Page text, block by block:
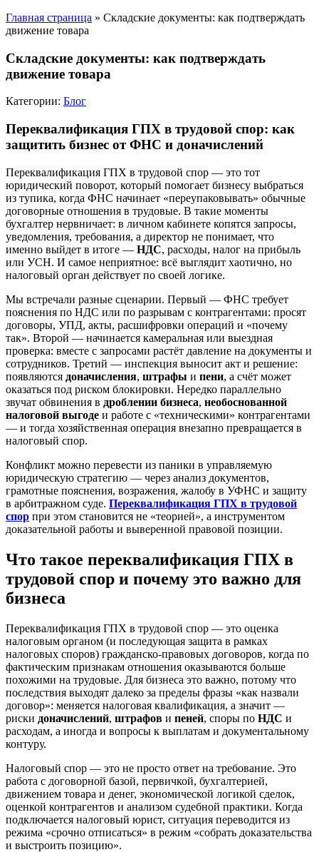
Главная страница » Складские документы: как подтверждать
движение товара
Складские документы: как подтверждать
движение товара
Категории: Блог
Переквалификация ГПХ в трудовой спор: как
защитить бизнес от ФНС и доначислений
Переквалификация ГПХ в трудовой спор — это тот
юридический поворот, который помогает бизнесу выбраться
из тупика, когда ФНС начинает «переупаковывать» обычные
договорные отношения в трудовые. В такие моменты
бухгалтер нервничает: в личном кабинете копятся запросы,
уведомления, требования, а директор не понимает, что
именно выйдет в итоге — НДС, расходы, налог на прибыль
или УСН. И самое неприятное: всё выглядит хаотично, но
налоговый орган действует по своей логике.
Мы встречали разные сценарии. Первый — ФНС требует
пояснения по НДС или по разрывам с контрагентами: просят
договоры, УПД, акты, расшифровки операций и «почему
так». Второй — начинается камеральная или выездная
проверка: вместе с запросами растёт давление на документы и
сотрудников. Третий — инспекция выносит акт и решение:
появляются доначисления, штрафы и пени, а счёт может
оказаться под риском блокировки. Нередко параллельно
звучат обвинения в дроблении бизнеса, необоснованной
налоговой выгоде и работе с «техническими» контрагентами
— и тогда хозяйственная операция внезапно превращается в
налоговый спор.
Конфликт можно перевести из паники в управляемую
юридическую стратегию — через анализ документов,
грамотные пояснения, возражения, жалобу в УФНС и защиту
в арбитражном суде. Переквалификация ГПХ в трудовой
спор при этом становится не «теорией», а инструментом
доказательной работы и выверенной правовой позиции.
Что такое переквалификация ГПХ в
трудовой спор и почему это важно для
бизнеса
Переквалификация ГПХ в трудовой спор — это оценка
налоговым органом (и последующая защита в рамках
налоговых споров) гражданско-правовых договоров, когда по
фактическим признакам отношения оказываются больше
похожими на трудовые. Для бизнеса это важно, потому что
последствия выходят далеко за пределы фразы «как назвали
договор»: меняется налоговая квалификация, а значит —
риски доначислений, штрафов и пеней, споры по НДС и
расходам, а иногда и вопросы к выплатам и документальному
контуру.
Налоговый спор — это не просто ответ на требование. Это
работа с договорной базой, первичкой, бухгалтерией,
движением товара и денег, экономической логикой сделок,
оценкой контрагентов и анализом судебной практики. Когда
подключается налоговый юрист, ситуация переводится из
режима «срочно отписаться» в режим «собрать доказательства
и выстроить позицию».